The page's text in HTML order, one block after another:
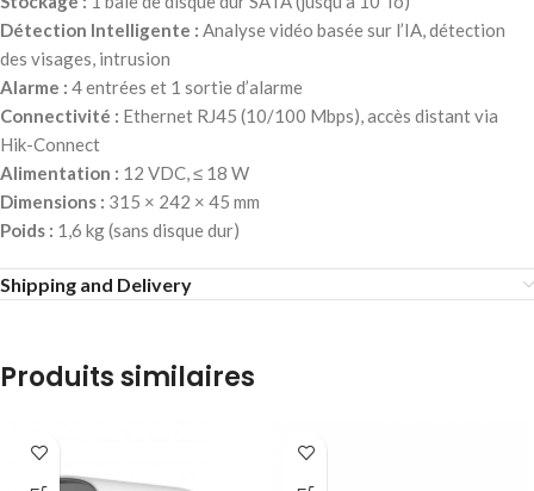
Détection Intelligente : Analyse vidéo basée sur l’IA, détection
des visages, intrusion
Alarme : 4 entrées et 1 sortie d’alarme
Connectivité : Ethernet RJ45 (10/100 Mbps), accès distant via
Hik-Connect
Alimentation : 12 VDC, ≤ 18 W
Dimensions : 315 × 242 × 45 mm
Poids : 1,6 kg (sans disque dur)
Shipping and Delivery
Produits similaires